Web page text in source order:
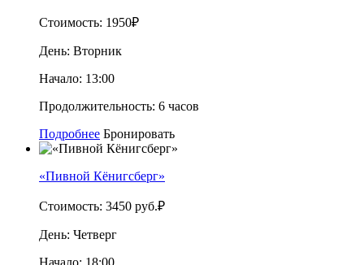
Стоимость: 1950₽
День: Вторник
Начало: 13:00
Продолжительность: 6 часов
Подробнее Бронировать
«Пивной Кёнигсберг»
Стоимость: 3450 руб.₽
День: Четверг
Начало: 18:00